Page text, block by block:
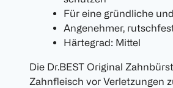
Für eine gründliche
Angenehmer,
Härtegrad: Mittel
Die Dr.BEST Original
Zahnfleisch vor Verletzungen